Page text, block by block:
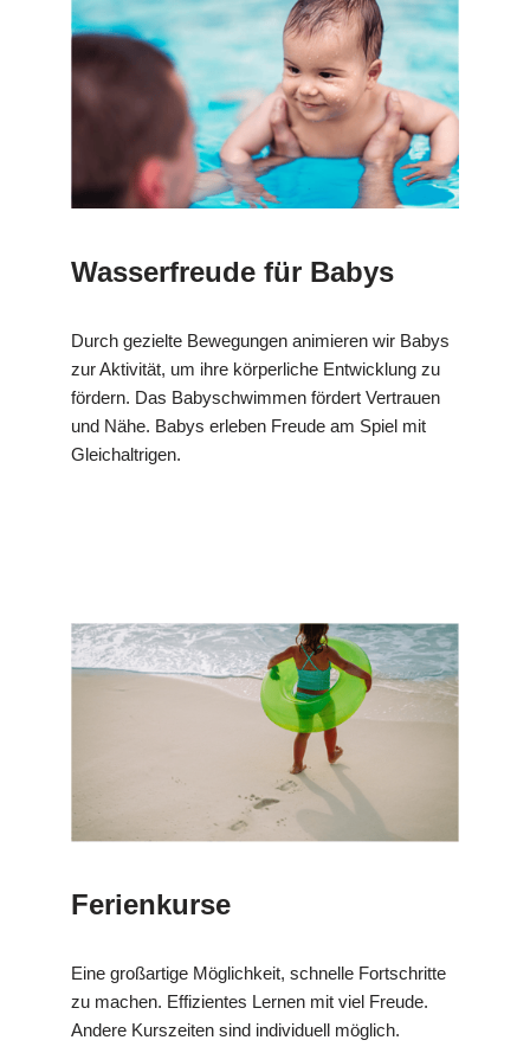
Wasserfreude für Babys
Durch gezielte Bewegungen animieren wir Babys
zur Aktivität, um ihre körperliche Entwicklung zu
fördern. Das Babyschwimmen fördert Vertrauen
und Nähe. Babys erleben Freude am Spiel mit
Gleichaltrigen.
Ferienkurse
Eine großartige Möglichkeit, schnelle Fortschritte
zu machen. Effizientes Lernen mit viel Freude.
Andere Kurszeiten sind individuell möglich.